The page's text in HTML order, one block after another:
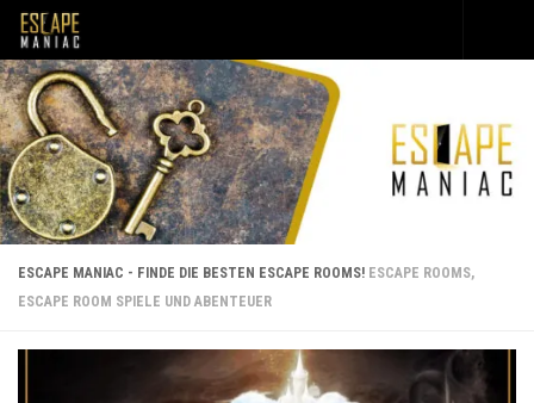
Unter dem Inhalt
ESCAPE MANIAC - FINDE DIE BESTEN ESCAPE ROOMS! ESCAPE ROOMS,
ESCAPE ROOM SPIELE UND ABENTEUER